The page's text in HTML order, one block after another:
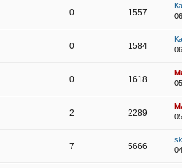
0 1557
0 1584
0 1618
2 2289
7 5666